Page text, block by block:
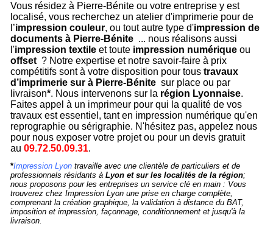
Vous résidez à Pierre-Bénite ou votre entreprise y est
localisé, vous recherchez un atelier d'imprimerie pour de
l’impression couleur, ou tout autre type d'impression de
documents à Pierre-Bénite ... nous réalisons aussi
l'impression textileet toute impression numériqueou
offset ? Notre expertise et notre savoir-faire à prix
compétitifs sont à votre disposition pour toustravaux
d’imprimerie sur à Pierre-Bénite sur place ou par
livraison*. Nous intervenons sur la région Lyonnaise.
Faites appel à un imprimeur pour qui la qualité de vos
travaux est essentiel, tant en impression numérique qu'en
reprographie ou sérigraphie. N'hésitez pas, appelez nous
pour nous exposer votre projet ou pour un devis gratuit
au09.72.50.09.31.
*Impression Lyon travaille avec une clientèle de particuliers et de
professionnels résidants àLyon et sur les localités de la région;
nous proposons pour les entreprises un service clé en main : Vous
trouverez chez Impression Lyon une prise en charge complète,
comprenant la création graphique, la validation à distance du BAT,
imposition et impression, façonnage, conditionnement et jusqu'à la
livraison.